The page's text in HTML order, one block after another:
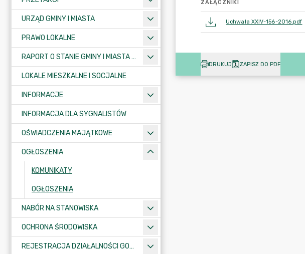
URZĄD GMINY I MIASTA
PRAWO LOKALNE
RAPORT O STANIE GMINY I MIASTA KRAJENKA
LOKALE MIESZKALNE I SOCJALNE
INFORMACJE
INFORMACJA DLA SYGNALISTÓW
OŚWIADCZENIA MAJĄTKOWE
OGŁOSZENIA
KOMUNIKATY
OGŁOSZENIA
NABÓR NA STANOWISKA
OCHRONA ŚRODOWISKA
REJESTRACJA DZIAŁALNOŚCI GOSPODARCZEJ
ZAŁĄCZNIKI
Uchwała XXIV-156-2016.pdf
DRUKUJ ZAPISZ DO PDF